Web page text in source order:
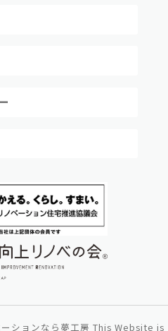
ションなら夢工房 This Website is